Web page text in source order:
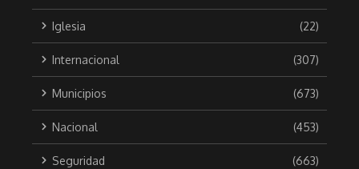
Iglesia (22)
Internacional (307)
Municipios (673)
Nacional (453)
Seguridad (663)